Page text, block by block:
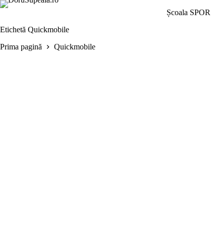
Sari
Școala SPOR
Etichetă Quickmobile
Prima pagină Quickmobile